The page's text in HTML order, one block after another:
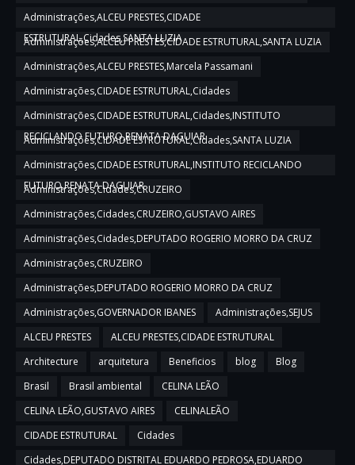
Administrações,ALCEU PRESTES,CIDADE
ESTRUTURAL,Cidades,SANTA LUZIA
Administrações,ALCEU PRESTES,CIDADE ESTRUTURAL,SANTA LUZIA
Administrações,ALCEU PRESTES,Marcela Passamani
Administrações,CIDADE ESTRUTURAL,Cidades
Administrações,CIDADE ESTRUTURAL,Cidades,INSTITUTO
RECICLANDO FUTURO,RENATA DAGUIAR
Administrações,CIDADE ESTRUTURAL,Cidades,SANTA LUZIA
Administrações,CIDADE ESTRUTURAL,INSTITUTO RECICLANDO
FUTURO,RENATA DAGUIAR
Administrações,Cidades,CRUZEIRO
Administrações,Cidades,CRUZEIRO,GUSTAVO AIRES
Administrações,Cidades,DEPUTADO ROGERIO MORRO DA CRUZ
Administrações,CRUZEIRO
Administrações,DEPUTADO ROGERIO MORRO DA CRUZ
Administrações,GOVERNADOR IBANES
Administrações,SEJUS
ALCEU PRESTES
ALCEU PRESTES,CIDADE ESTRUTURAL
Architecture
arquitetura Beneficios blog
Blog
Brasil
Brasil ambiental
CELINA LEÃO
CELINA LEÃO,GUSTAVO AIRES
CELINALEÃO
CIDADE ESTRUTURAL
Cidades
Cidades,DEPUTADO DISTRITAL EDUARDO PEDROSA,EDUARDO